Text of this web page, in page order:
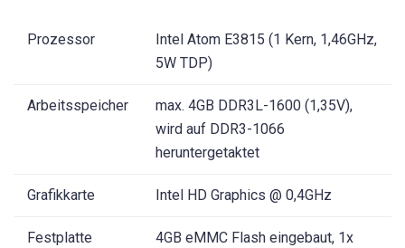
Prozessor
Intel Atom E3815 (1 Kern, 1,46GHz,
5W TDP)
Arbeitsspeicher
max. 4GB DDR3L-1600 (1,35V),
wird auf DDR3-1066
heruntergetaktet
Grafikkarte Intel HD Graphics @ 0,4GHz
Festplatte
4GB eMMC Flash eingebaut, 1x